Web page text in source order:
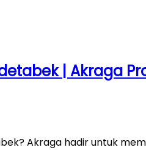
| Akraga
Akraga hadir untuk